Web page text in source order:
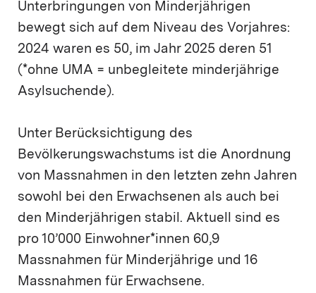
Unterbringungen von Minderjährigen
bewegt sich auf dem Niveau des Vorjahres:
2024 waren es 50, im Jahr 2025 deren 51
(*ohne UMA = unbegleitete minderjährige
Asylsuchende).
Unter Berücksichtigung des
Bevölkerungswachstums ist die Anordnung
von Massnahmen in den letzten zehn Jahren
sowohl bei den Erwachsenen als auch bei
den Minderjährigen stabil. Aktuell sind es
pro 10’000 Einwohner*innen 60,9
Massnahmen für Minderjährige und 16
Massnahmen für Erwachsene.